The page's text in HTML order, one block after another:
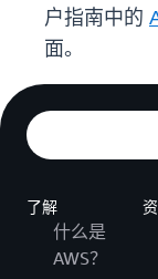
户指南中的
面。
了解
什么是
AWS？